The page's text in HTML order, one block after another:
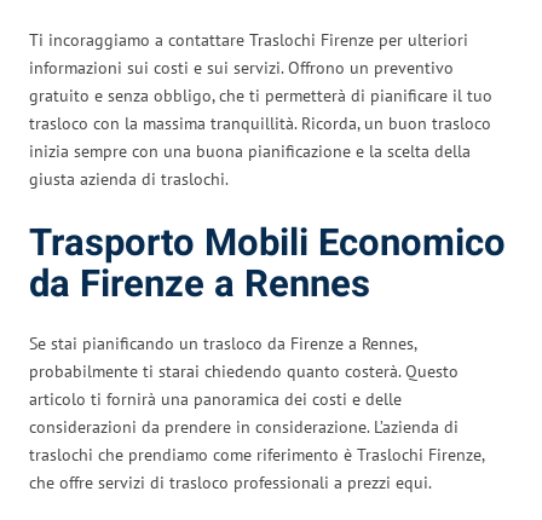
Ti incoraggiamo a contattare Traslochi Firenze per ulteriori
informazioni sui costi e sui servizi. Offrono un preventivo
gratuito e senza obbligo, che ti permetterà di pianificare il tuo
trasloco con la massima tranquillità. Ricorda, un buon trasloco
inizia sempre con una buona pianificazione e la scelta della
giusta azienda di traslochi.
Trasporto Mobili Economico
da Firenze a Rennes
Se stai pianificando un trasloco da Firenze a Rennes,
probabilmente ti starai chiedendo quanto costerà. Questo
articolo ti fornirà una panoramica dei costi e delle
considerazioni da prendere in considerazione. L’azienda di
traslochi che prendiamo come riferimento è Traslochi Firenze,
che offre servizi di trasloco professionali a prezzi equi.